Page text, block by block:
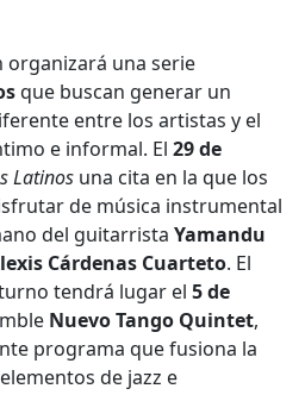
organizará una serie
que buscan generar un
entre los artistas y el
e informal. El 29 de
Latinos una cita en la que los
de música instrumental
del guitarrista Yamandu
Cárdenas Cuarteto. El
tendrá lugar el 5 de
Nuevo Tango Quintet,
programa que fusiona la
de jazz e